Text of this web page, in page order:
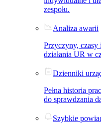
zespołu.
Analiza awarii
Przyczyny, czasy
działania UR w
Dzienniki
Pełna historia
do sprawdzania
Szybkie